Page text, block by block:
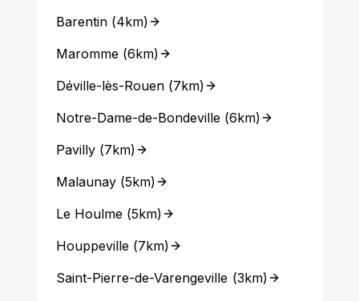
Barentin(4km)
Maromme(6km)
Déville-lès-Rouen(7km)
Notre-Dame-de-Bondeville(6km)
Pavilly(7km)
Malaunay(5km)
Le Houlme(5km)
Houppeville(7km)
Saint-Pierre-de-Varengeville (3km)